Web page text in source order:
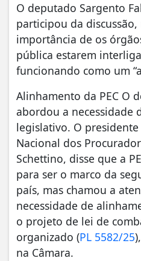
O deputado Sargento
participou da
importância de os
pública estarem
funcionando como um
Alinhamento da PEC O
abordou a necessidade
legislativo. O presidente
Nacional dos
Schettino, disse que a
para ser o marco da
país, mas chamou a
necessidade de
o projeto de lei de
organizado (PL 5582/25
na Câmara.